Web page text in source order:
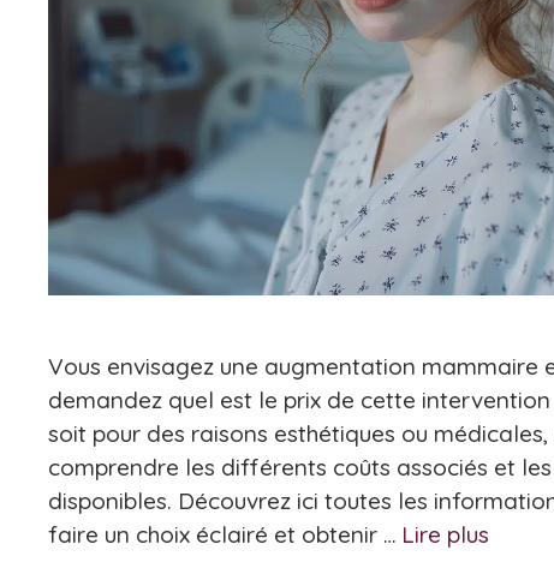
Vous envisagez une augmentation mammaire
demandez quel est le prix de cette intervention
soit pour des raisons esthétiques ou
comprendre les différents coûts associés et
disponibles. Découvrez ici toutes les
faire un choix éclairé et obtenir … Lire plus